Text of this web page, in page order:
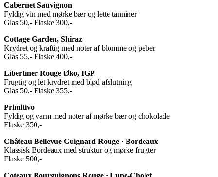
Cabernet Sauvignon
Fyldig vin med mørke bær og lette tanniner
Glas 50,- Flaske 300,-
Cottage Garden, Shiraz
Krydret og kraftig med noter af blomme og peber
Glas 55,- Flaske 400,-
Libertiner Rouge Øko, IGP
Frugtig og let krydret med blød afslutning
Glas 50,- Flaske 355,-
Primitivo
Fyldig og varm med noter af mørke bær og chokolade
Flaske 350,-
Château Bellevue Guignard Rouge · Bordeaux
Klassisk Bordeaux med struktur og mørke frugter
Flaske 500,-
Coteaux Bourguignons Rouge · Lupe-Cholet